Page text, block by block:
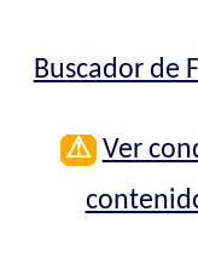
Buscador de
⚠ Ver